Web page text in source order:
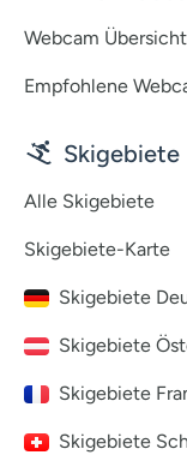
Webcam Übersicht
Empfohlene
Skigebiete
Alle Skigebiete
Skigebiete-Karte
Skigebiete
Skigebiete
Skigebiete
Skigebiete